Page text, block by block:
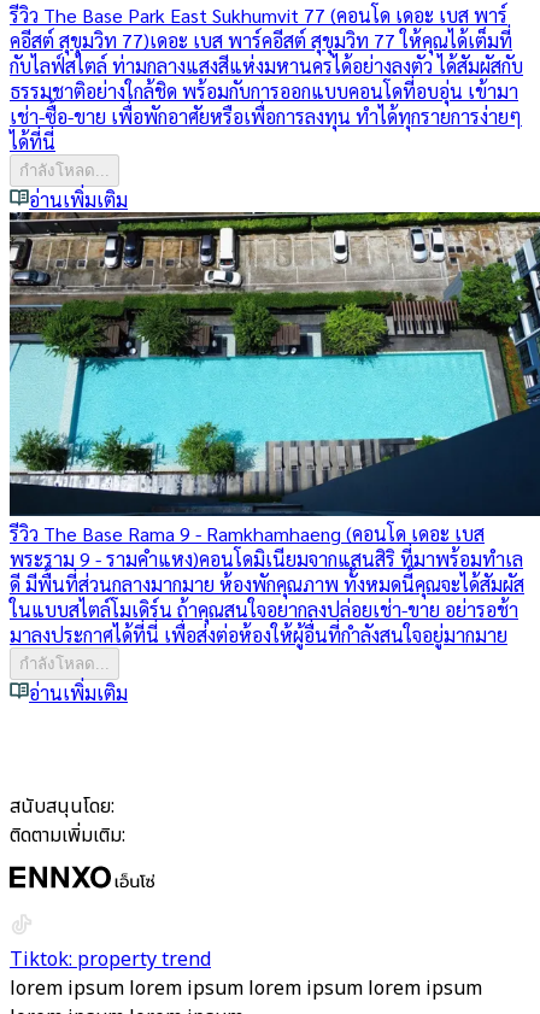
รีวิว The Base Park East Sukhumvit 77 (คอนโด เดอะ เบส พาร์
คอีสต์ สุขุมวิท 77)เดอะ เบส พาร์คอีสต์ สุขุมวิท 77 ให้คุณได้เต็มที่
กับไลฟ์สไตล์ ท่ามกลางแสงสีแห่งมหานครได้อย่างลงตัว ได้สัมผัสกับ
ธรรมชาติอย่างใกล้ชิด พร้อมกับการออกแบบคอนโดที่อบอุ่น เข้ามา
เช่า-ซื้อ-ขาย เพื่อพักอาศัยหรือเพื่อการลงทุน ทำได้ทุกรายการง่ายๆ
ได้ที่นี่
กำลังโหลด...
อ่านเพิ่มเติม
รีวิว The Base Rama 9 - Ramkhamhaeng (คอนโด เดอะ เบส
พระราม 9 - รามคำแหง)คอนโดมิเนียมจากแสนสิริ ที่มาพร้อมทำเล
ดี มีพื้นที่ส่วนกลางมากมาย ห้องพักคุณภาพ ทั้งหมดนี้คุณจะได้สัมผัส
ในแบบสไตล์โมเดิร์น ถ้าคุณสนใจอยากลงปล่อยเช่า-ขาย อย่ารอช้า
มาลงประกาศได้ที่นี่ เพื่อส่งต่อห้องให้ผู้อื่นที่กำลังสนใจอยู่มากมาย
กำลังโหลด...
อ่านเพิ่มเติม
สนับสนุนโดย:
ติดตามเพิ่มเติม:
Tiktok: property trend
lorem ipsum lorem ipsum lorem ipsum lorem ipsum